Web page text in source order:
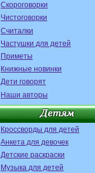
Скороговорки
Чистоговорки
Считалки
Частушки для детей
Приметы
Книжные новинки
Дети говорят
Наши авторы
Кроссворды для детей
Анкета для девочек
Детские раскраски
Музыка для детей